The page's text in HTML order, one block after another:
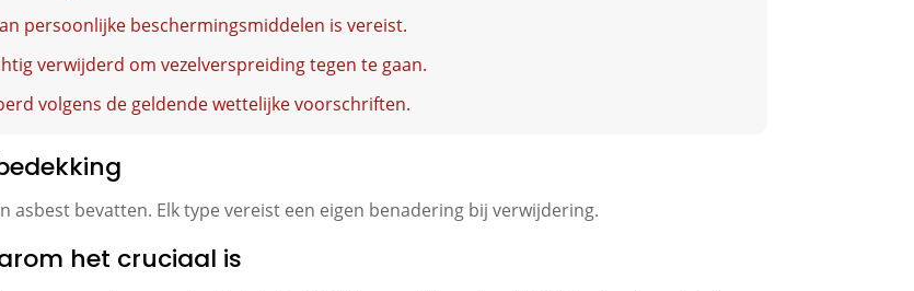
persoonlijke beschermingsmiddelen is vereist.
verwijderd om vezelverspreiding tegen te gaan.
volgens de geldende wettelijke voorschriften.
bevatten. Elk type vereist een eigen benadering bij verwijdering.
het cruciaal is